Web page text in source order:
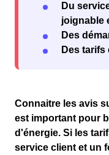
Du
joignable
Des
Des tarifs
Connaitre les avis
est important pour
d'énergie. Si les
service client et un